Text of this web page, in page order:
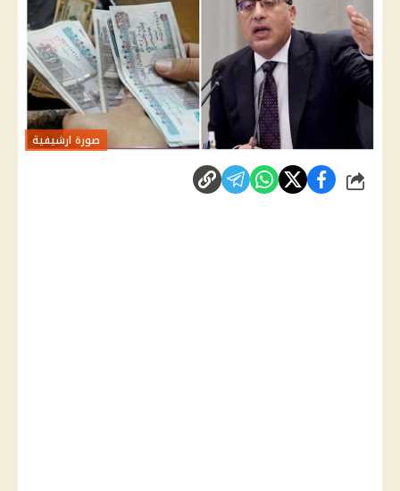
صورة ارشيفية
شارك